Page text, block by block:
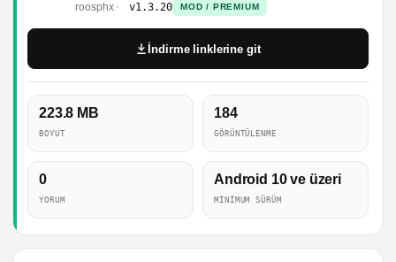
roosphx v1.3.20 MOD / PREMIUM
223.8 MB
BOYUT
184
GÖRÜNTÜLENME
0
YORUM
Android 10 ve üzeri
MINIMUM SÜRÜM
İndirme linklerine git